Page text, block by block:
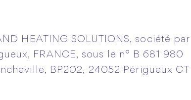
HEATING SOLUTIONS, société par
FRANCE, sous le n° B 681 980
BP202, 24052 Périgueux CT